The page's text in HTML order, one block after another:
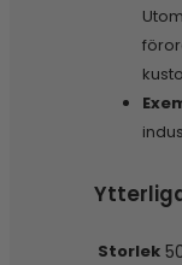
Storlek